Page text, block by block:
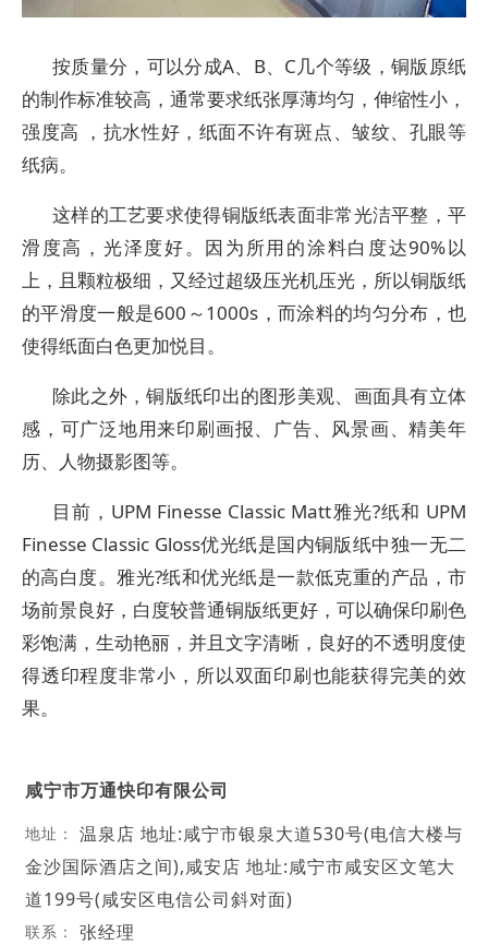
按质量分，可以分成A、B、C几个等级，铜版原纸
的制作标准较高，通常要求纸张厚薄均匀，伸缩性小，
强度高 ，抗水性好，纸面不许有斑点、皱纹、孔眼等
纸病。
这样的工艺要求使得铜版纸表面非常光洁平整，平
滑度高，光泽度好。因为所用的涂料白度达90%以
上，且颗粒极细，又经过超级压光机压光，所以铜版纸
的平滑度一般是600～1000s，而涂料的均匀分布，也
使得纸面白色更加悦目。
除此之外，铜版纸印出的图形美观、画面具有立体
感，可广泛地用来印刷画报、广告、风景画、精美年
历、人物摄影图等。
目前，UPM Finesse Classic Matt雅光?纸和 UPM
Finesse Classic Gloss优光纸是国内铜版纸中独一无二
的高白度。雅光?纸和优光纸是一款低克重的产品，市
场前景良好，白度较普通铜版纸更好，可以确保印刷色
彩饱满，生动艳丽，并且文字清晰，良好的不透明度使
得透印程度非常小，所以双面印刷也能获得完美的效
果。
咸宁市万通快印有限公司
地址：
温泉店 地址:咸宁市银泉大道530号(电信大楼与
金沙国际酒店之间),咸安店 地址:咸宁市咸安区文笔大
道199号(咸安区电信公司斜对面)
联系： 张经理